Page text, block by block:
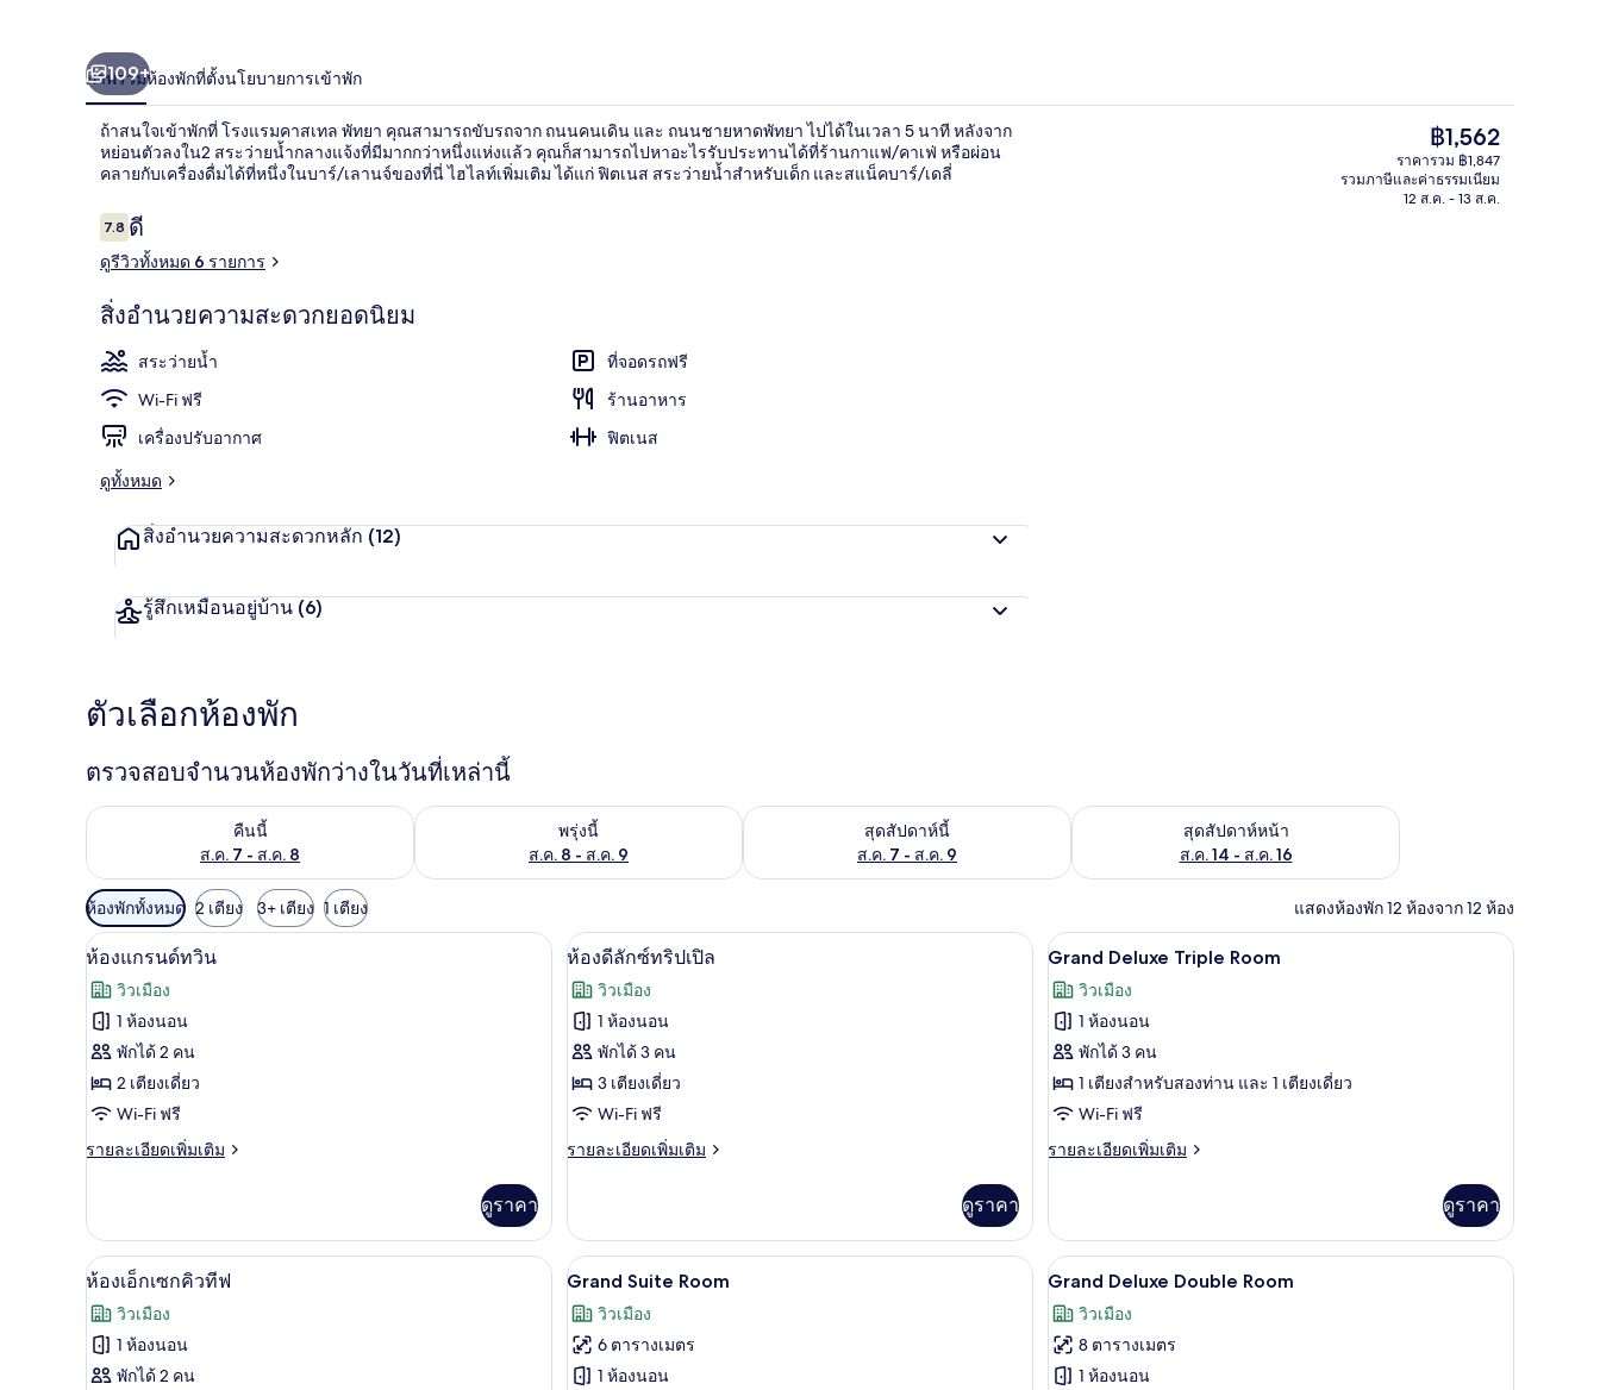
บริเวณนั่งเล่นที่ล็อบบี้
109+
ภาพรวมห้องพักที่ตั้งนโยบายการเข้าพัก
ถ้าสนใจเข้าพักที่ โรงแรมคาสเทล พัทยา คุณสามารถขับรถจาก ถนนคนเดิน และ ถนนชายหาดพัทยา ไปได้ในเวลา 5 นาที หลังจาก
หย่อนตัวลงใน2 สระว่ายน้ำกลางแจ้งที่มีมากกว่าหนึ่งแห่งแล้ว คุณก็สามารถไปหาอะไรรับประทานได้ที่ร้านกาแฟ/คาเฟ่ หรือผ่อน
คลายกับเครื่องดื่มได้ที่หนึ่งในบาร์/เลานจ์ของที่นี่ ไฮไลท์เพิ่มเติม ได้แก่ ฟิตเนส สระว่ายน้ำสำหรับเด็ก และสแน็คบาร์/เดลี่
รีวิว
7.87.8 จาก 10
ดี
ดูรีวิวทั้งหมด 6 รายการ
สิ่งอำนวยความสะดวกยอดนิยม
สระว่ายน้ำ
ที่จอดรถฟรี
Wi-Fi ฟรี
ร้านอาหาร
เครื่องปรับอากาศ
ฟิตเนส
ดูทั้งหมด
สิ่งอำนวยความสะดวกหลัก (12)
รู้สึกเหมือนอยู่บ้าน (6)
ราคา
ปัจจุบัน
฿1,562
฿1,562
ราคารวม ฿1,847
รวมภาษีและค่าธรรมเนียม
12 ส.ค. - 13 ส.ค.
ตัวเลือกห้องพัก
ตรวจสอบจำนวนห้องพักว่างในวันที่เหล่านี้
คืนนี้
ส.ค. 7 - ส.ค. 8
ตรวจสอบจำนวนห้องพักว่างในคืนนี้ ส.ค. 7 - ส.ค. 8
พรุ่งนี้
ส.ค. 8 - ส.ค. 9
ตรวจสอบจำนวนห้องพักว่างในพรุ่งนี้ ส.ค. 8 - ส.ค. 9
สุดสัปดาห์นี้
ส.ค. 7 - ส.ค. 9
ตรวจสอบจำนวนห้องพักว่างในสุดสัปดาห์นี้ ส.ค. 7 - ส.ค. 9สุดสัปดาห์หน้า
ส.ค. 14 - ส.ค. 16
ตรวจสอบจำนวนห้องพักว่างในสุดสัปดาห์หน้า ส.ค. 14 - ส.ค. 16
ตัว
กรอง
ที่
มี
ให้
สำหรับ
ห้อง
พัก
ห้องพักทั้งหมด 2 เตียง 3+ เตียง 1 เตียง แสดงห้องพัก 12 ห้องจาก 12 ห้อง
เปิด
ภาพถ่าย
ทั้งหมด
ของ
ห้อง
แก
รนด์
ตู้นิรภัยในห้องพัก, เตารีด/โต๊ะรีดผ้า, Wi-Fi ฟรี
8
ห้องแกรนด์ทวิน
วิวเมือง
1 ห้องนอน
พักได้ 2 คน
2 เตียงเดี่ยว
Wi-Fi ฟรี
รายละเอียดเพิ่มเติม
ราย
เกี่ยว
กับ
ห้อง
รนด์
ทวิ
น
ดูราคา
เปิด
ภาพถ่าย
ทั้งหมด
ของ
ห้อง
ดี
ลัก
ทริปเปิล
ตู้นิรภัยในห้องพัก, เตารีด/โต๊ะรีดผ้า, Wi-Fi ฟรี
8
ห้องดีลักซ์ทริปเปิล
วิวเมือง
1 ห้องนอน
พักได้ 3 คน
3 เตียงเดี่ยว
Wi-Fi ฟรี
รายละเอียดเพิ่มเติม
ราย
เกี่ยว
กับ
ห้อง
ลัก
ซ์
ทริปเปิล
ดูราคา
เปิด
ภาพถ่าย
ทั้งหมด
ของ
Grand
Deluxe
Triple
Room
ตู้นิรภัยในห้องพัก, เตารีด/โต๊ะรีดผ้า, Wi-Fi ฟรี
8
Grand Deluxe Triple Room
วิวเมือง
1 ห้องนอน
พักได้ 3 คน
1 เตียงสำหรับสองท่าน และ 1 เตียงเดี่ยว
Wi-Fi ฟรี
รายละเอียดเพิ่มเติม
ราย
เกี่ยว
กับ
Grand
Triple
Room
ดูราคา
เปิด
ภาพถ่าย
ทั้งหมด
ของ
ห้องเอ็กเซกคิวทีฟ | ตู้นิรภัยในห้องพัก, เตารีด/โต๊ะรีดผ้า, Wi-Fi ฟรี
8
ห้องเอ็กเซกคิวทีฟ
วิวเมือง
1 ห้องนอน
พักได้ 2 คน
เปิด
ภาพถ่าย
ทั้งหมด
ของ
ตู้นิรภัยในห้องพัก, เตารีด/โต๊ะรีดผ้า, Wi-Fi ฟรี
2
Grand Suite Room
วิวเมือง
6 ตารางเมตร
1 ห้องนอน
เปิด
ภาพถ่าย
ทั้งหมด
ของ
ตู้นิรภัยในห้องพัก, เตารีด/โต๊ะรีดผ้า, Wi-Fi ฟรี
7
Grand Deluxe Double Room
วิวเมือง
8 ตารางเมตร
1 ห้องนอน